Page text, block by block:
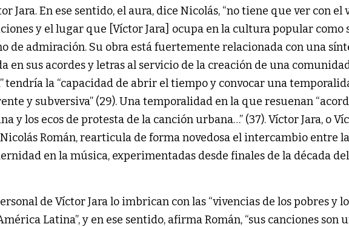
Jara. En ese sentido, el aura, dice Nicolás, “no tiene que ver con el
y el lugar que [Víctor Jara] ocupa en la cultura popular como
de admiración. Su obra está fuertemente relacionada con una
en sus acordes y letras al servicio de la creación de una
tendría la “capacidad de abrir el tiempo y convocar una
y subversiva” (29). Una temporalidad en la que resuenan
y los ecos de protesta de la canción urbana…” (37). Víctor Jara, o
Román, rearticula de forma novedosa el intercambio entre la
en la música, experimentadas desde finales de la década del
de Víctor Jara lo imbrican con las “vivencias de los pobres y
Latina”, y en ese sentido, afirma Román, “sus canciones son